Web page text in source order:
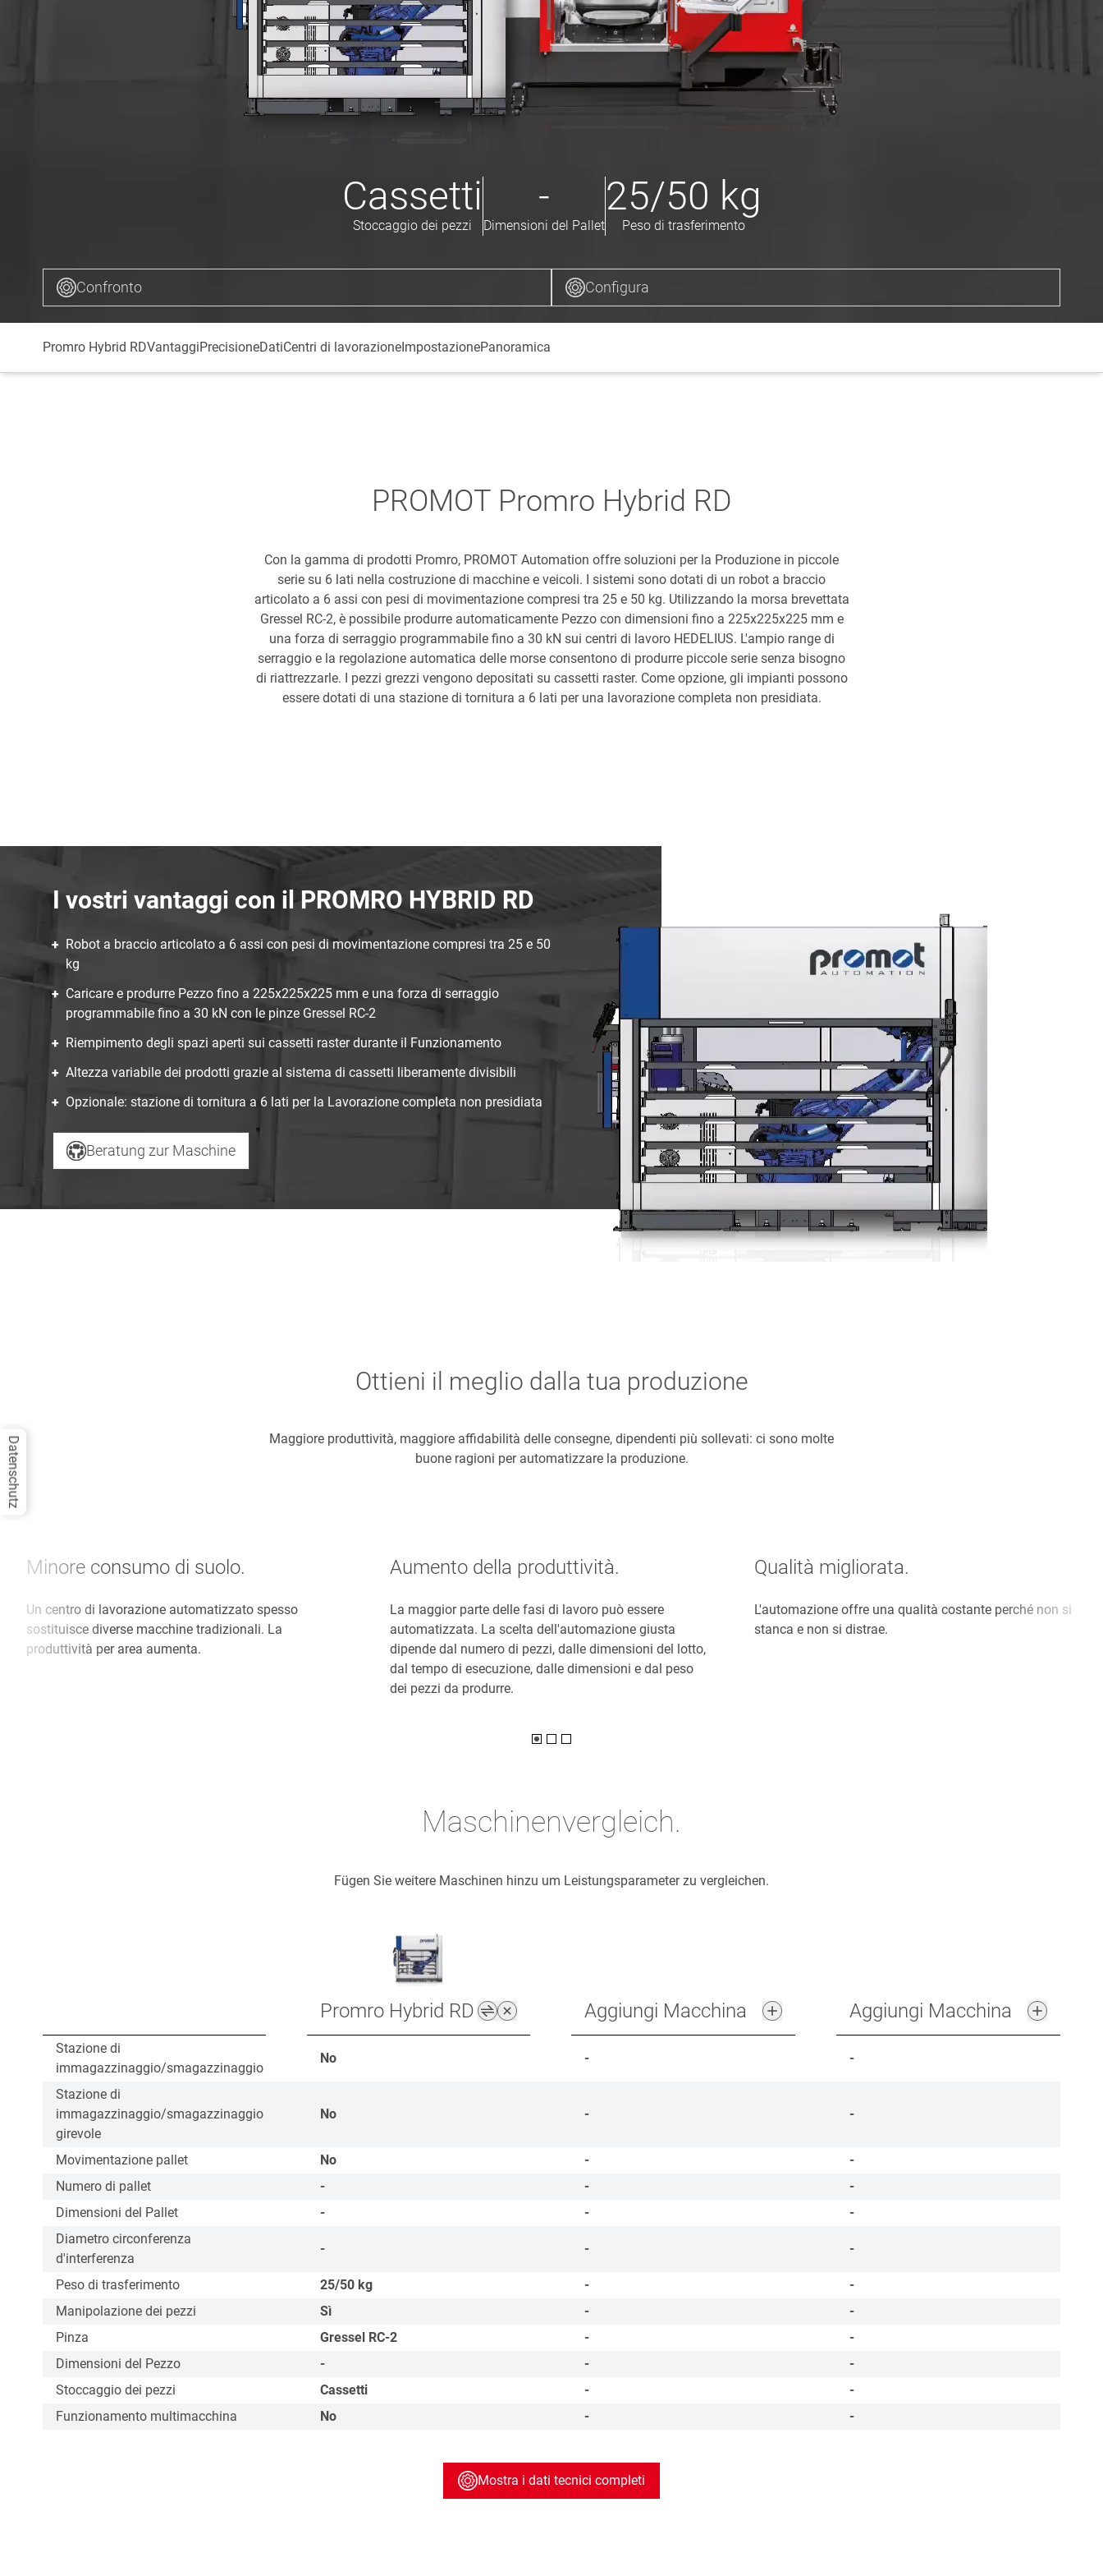
Cassetti
Stoccaggio dei pezzi
-
Dimensioni del Pallet
25/50 kg
Peso di trasferimento
Confronto Configura
Promro Hybrid RDVantaggiPrecisioneDatiCentri di lavorazioneImpostazionePanoramica
PROMOT Promro Hybrid RD
Con la gamma di prodotti Promro, PROMOT Automation offre soluzioni per la Produzione in piccole
serie su 6 lati nella costruzione di macchine e veicoli. I sistemi sono dotati di un robot a braccio
articolato a 6 assi con pesi di movimentazione compresi tra 25 e 50 kg. Utilizzando la morsa brevettata
Gressel RC-2, è possibile produrre automaticamente Pezzo con dimensioni fino a 225x225x225 mm e
una forza di serraggio programmabile fino a 30 kN sui centri di lavoro HEDELIUS. L'ampio range di
serraggio e la regolazione automatica delle morse consentono di produrre piccole serie senza bisogno
di riattrezzarle. I pezzi grezzi vengono depositati su cassetti raster. Come opzione, gli impianti possono
essere dotati di una stazione di tornitura a 6 lati per una lavorazione completa non presidiata.
I vostri vantaggi con il PROMRO HYBRID RD
Robot a braccio articolato a 6 assi con pesi di movimentazione compresi tra 25 e 50
kg
Caricare e produrre Pezzo fino a 225x225x225 mm e una forza di serraggio
programmabile fino a 30 kN con le pinze Gressel RC-2
Riempimento degli spazi aperti sui cassetti raster durante il Funzionamento
Altezza variabile dei prodotti grazie al sistema di cassetti liberamente divisibili
Opzionale: stazione di tornitura a 6 lati per la Lavorazione completa non presidiata
Beratung zur Maschine
Ottieni il meglio dalla tua produzione
Maggiore produttività, maggiore affidabilità delle consegne, dipendenti più sollevati: ci sono molte
buone ragioni per automatizzare la produzione.
Minore consumo di suolo.
Un centro di lavorazione automatizzato spesso
sostituisce diverse macchine tradizionali. La
produttività per area aumenta.
Aumento della produttività.
La maggior parte delle fasi di lavoro può essere
automatizzata. La scelta dell'automazione giusta
dipende dal numero di pezzi, dalle dimensioni del lotto,
dal tempo di esecuzione, dalle dimensioni e dal peso
dei pezzi da produrre.
Qualità migliorata.
L'automazione offre una qualità costante perché non si
stanca e non si distrae.
Maschinenvergleich.
Fügen Sie weitere Maschinen hinzu um Leistungsparameter zu vergleichen.
Promro Hybrid RD Aggiungi Macchina Aggiungi Macchina
Stazione di
immagazzinaggio/smagazzinaggio
No - -
Stazione di
immagazzinaggio/smagazzinaggio
girevole
No - -
Movimentazione pallet No -
-
Numero di pallet
- -
-
Dimensioni del Pallet
- -
-
Diametro circonferenza
d'interferenza
- - -
Peso di trasferimento 25/50 kg -
-
Manipolazione dei pezzi
Sì -
-
Pinza
Gressel RC-2 -
-
Dimensioni del Pezzo
- -
-
Stoccaggio dei pezzi
Cassetti -
-
Funzionamento multimacchina
No - -
Mostra i dati tecnici completi
Datenschutz